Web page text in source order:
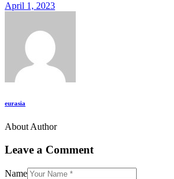
April 1, 2023
eurasia
About Author
Leave a Comment
Name